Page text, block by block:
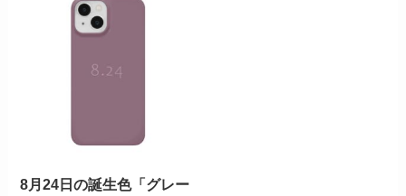
8月24日の誕生色「グレー